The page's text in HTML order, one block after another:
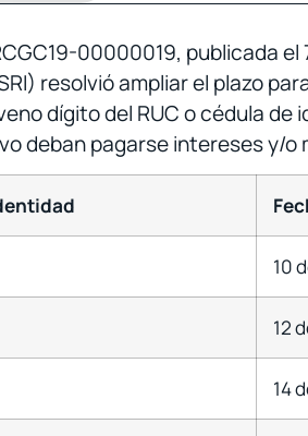
00000019, publicada
resolvió ampliar el plazo
dígito del RUC o cédula
deban pagarse intereses y/o
10
12
14